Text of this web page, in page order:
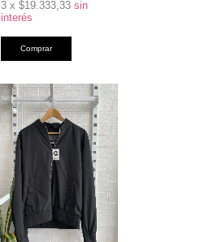
3 x $19.333,33 sin
interés